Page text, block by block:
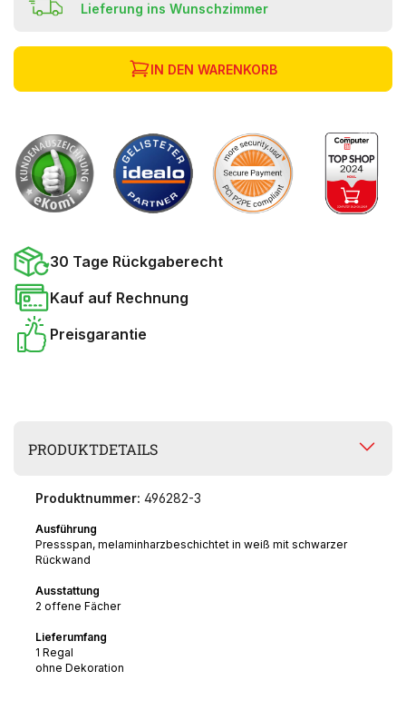
Lieferung ins Wunschzimmer
IN DEN WARENKORB
30 Tage Rückgaberecht
Kauf auf Rechnung
Preisgarantie
PRODUKTDETAILS
Produktnummer: 496282-3
Ausführung
Pressspan, melaminharzbeschichtet in weiß mit schwarzer
Rückwand
Ausstattung
2 offene Fächer
Lieferumfang
1 Regal
ohne Dekoration